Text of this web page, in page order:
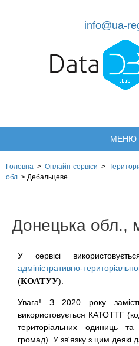
info@ua-
МЕНЮ
Головна > Онлайн-сервіси >
обл. > Дебальцеве
Донецька обл.,
У сервісі
адміністративно-
(КОАТУУ).
Увага! З 2020 року
використовується КАТОТТГ
територіальних одиниць та
громад). У зв'язку з цим деякі